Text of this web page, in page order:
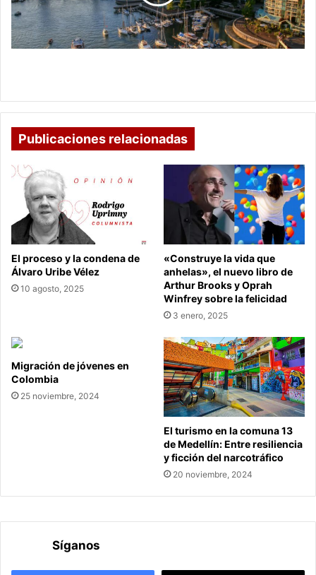
países
que
facilitan
vivir
Publicaciones relacionadas
El proceso y la condena de
Álvaro Uribe Vélez
10 agosto, 2025
«Construye la vida que
anhelas», el nuevo libro de
Arthur Brooks y Oprah
Winfrey sobre la felicidad
3 enero, 2025
Migración de jóvenes en
Colombia
25 noviembre, 2024
El turismo en la comuna 13
de Medellín: Entre resiliencia
y ficción del narcotráfico
20 noviembre, 2024
Síganos